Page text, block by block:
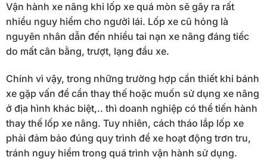
Vận hành xe nâng khi lốp xe quá mòn sẽ gây ra rất
nhiều nguy hiểm cho người lái. Lốp xe cũ hỏng là
nguyên nhân dẫn đến nhiều tai nạn xe nâng đáng tiếc
do mất cân bằng, trượt, lạng đầu xe.
Chính vì vậy, trong những trường hợp cần thiết khi bánh
xe gặp vấn đề cần thay thế hoặc muốn sử dụng xe nâng
ở địa hình khác biệt,.. thì doanh nghiệp có thể tiến hành
thay thế lốp xe nâng. Tuy nhiên, cách tháo lắp lốp xe
phải đảm bảo đúng quy trình để xe hoạt động trơn tru,
tránh nguy hiểm trong quá trình vận hành sử dụng.